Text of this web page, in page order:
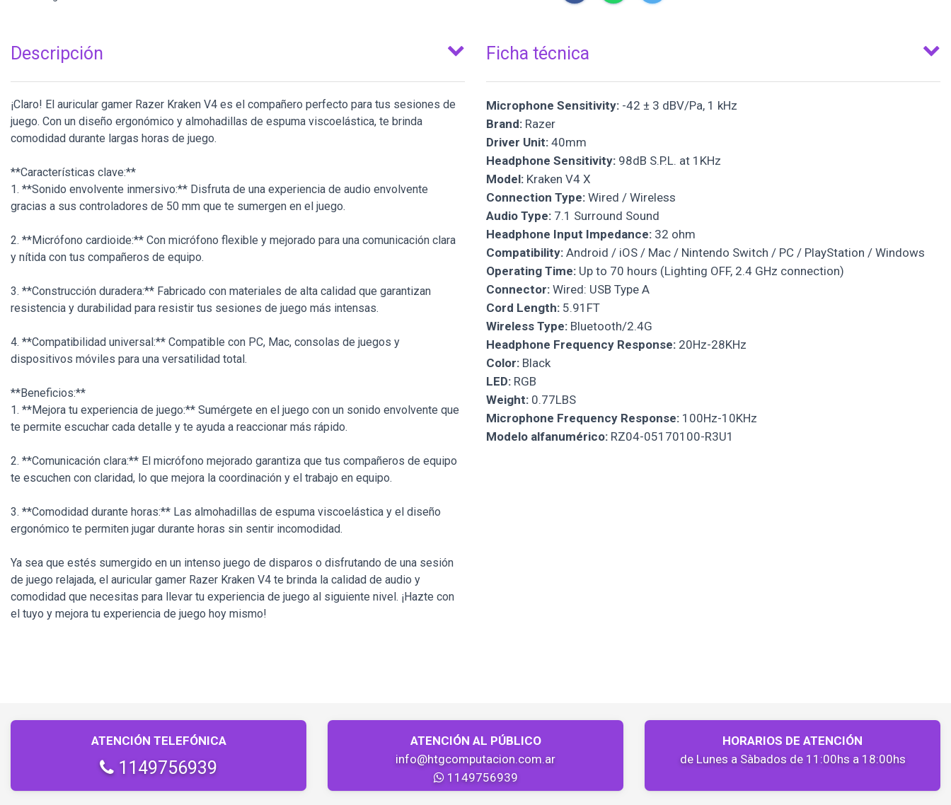
Descripción
¡Claro! El auricular gamer Razer Kraken V4 es el compañero perfecto para tus sesiones de
juego. Con un diseño ergonómico y almohadillas de espuma viscoelástica, te brinda
comodidad durante largas horas de juego.
**Características clave:**
1. **Sonido envolvente inmersivo:** Disfruta de una experiencia de audio envolvente
gracias a sus controladores de 50 mm que te sumergen en el juego.
2. **Micrófono cardioide:** Con micrófono flexible y mejorado para una comunicación clara
y nítida con tus compañeros de equipo.
3. **Construcción duradera:** Fabricado con materiales de alta calidad que garantizan
resistencia y durabilidad para resistir tus sesiones de juego más intensas.
4. **Compatibilidad universal:** Compatible con PC, Mac, consolas de juegos y
dispositivos móviles para una versatilidad total.
**Beneficios:**
1. **Mejora tu experiencia de juego:** Sumérgete en el juego con un sonido envolvente que
te permite escuchar cada detalle y te ayuda a reaccionar más rápido.
2. **Comunicación clara:** El micrófono mejorado garantiza que tus compañeros de equipo
te escuchen con claridad, lo que mejora la coordinación y el trabajo en equipo.
3. **Comodidad durante horas:** Las almohadillas de espuma viscoelástica y el diseño
ergonómico te permiten jugar durante horas sin sentir incomodidad.
Ya sea que estés sumergido en un intenso juego de disparos o disfrutando de una sesión
de juego relajada, el auricular gamer Razer Kraken V4 te brinda la calidad de audio y
comodidad que necesitas para llevar tu experiencia de juego al siguiente nivel. ¡Hazte con
el tuyo y mejora tu experiencia de juego hoy mismo!
Ficha técnica
Microphone Sensitivity: -42 ± 3 dBV/Pa, 1 kHz
Brand: Razer
Driver Unit: 40mm
Headphone Sensitivity: 98dB S.P.L. at 1KHz
Model: Kraken V4 X
Connection Type: Wired / Wireless
Audio Type: 7.1 Surround Sound
Headphone Input Impedance: 32 ohm
Compatibility: Android / iOS / Mac / Nintendo Switch / PC / PlayStation / Windows
Operating Time: Up to 70 hours (Lighting OFF, 2.4 GHz connection)
Connector: Wired: USB Type A
Cord Length: 5.91FT
Wireless Type: Bluetooth/2.4G
Headphone Frequency Response: 20Hz-28KHz
Color: Black
LED: RGB
Weight: 0.77LBS
Microphone Frequency Response: 100Hz-10KHz
Modelo alfanumérico: RZ04-05170100-R3U1
ATENCIÓN TELEFÓNICA
1149756939
ATENCIÓN AL PÚBLICO
info@htgcomputacion.com.ar
1149756939
HORARIOS DE ATENCIÓN
de Lunes a Sàbados de 11:00hs a 18:00hs